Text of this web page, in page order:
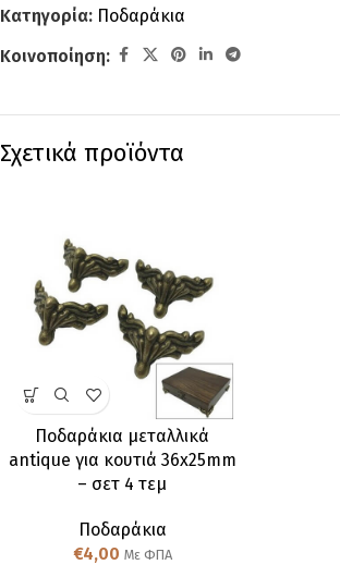
Κατηγορία: Ποδαράκια
Κοινοποίηση:
Σχετικά προϊόντα
Ποδαράκια μεταλλικά
antique για κουτιά 36x25mm
– σετ 4 τεμ
Ποδαράκια
€4,00 Με ΦΠΑ